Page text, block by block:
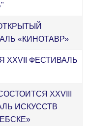
«КИНОТАВР»
XXVII ФЕСТИВАЛЬ
XXVIII
ИСКУССТВ